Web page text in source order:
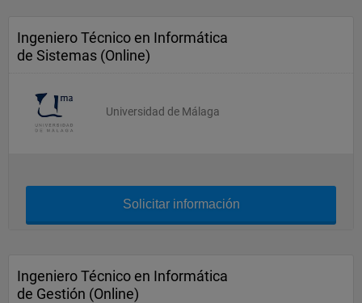
Ingeniero Técnico en Informática
de Sistemas (Online)
Universidad de Málaga
Solicitar información
Ingeniero Técnico en Informática
de Gestión (Online)